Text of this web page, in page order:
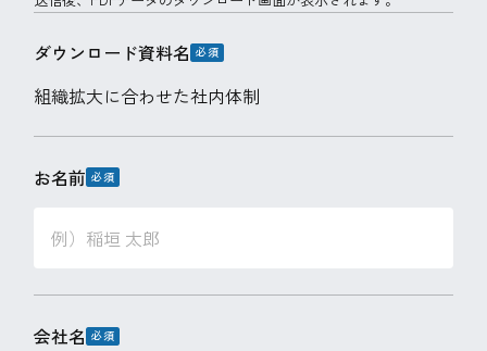
ダウンロード資料名
組織拡大に合わせた社内体制
お名前
会社名